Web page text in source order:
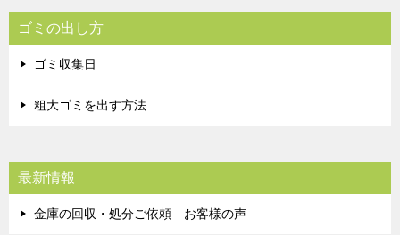
ゴミの出し方
ゴミ収集日
粗大ゴミを出す方法
最新情報
金庫の回収・処分ご依頼 お客様の声